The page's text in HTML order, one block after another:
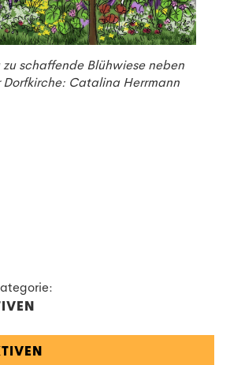
schaffende Blühwiese neben
Catalina Herrmann